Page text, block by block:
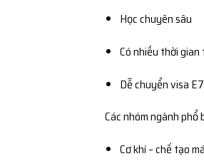
Học chuyên sâu
Có nhiều thời
Dễ chuyển visa
Các nhóm ngành phổ
Cơ khí – chế tạo